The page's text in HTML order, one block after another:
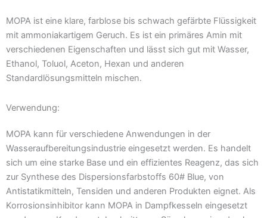
MOPA ist eine klare, farblose bis schwach gefärbte Flüssigkeit
mit ammoniakartigem Geruch. Es ist ein primäres Amin mit
verschiedenen Eigenschaften und lässt sich gut mit Wasser,
Ethanol, Toluol, Aceton, Hexan und anderen
Standardlösungsmitteln mischen.
Verwendung:
MOPA kann für verschiedene Anwendungen in der
Wasseraufbereitungsindustrie eingesetzt werden. Es handelt
sich um eine starke Base und ein effizientes Reagenz, das sich
zur Synthese des Dispersionsfarbstoffs 60# Blue, von
Antistatikmitteln, Tensiden und anderen Produkten eignet. Als
Korrosionsinhibitor kann MOPA in Dampfkesseln eingesetzt